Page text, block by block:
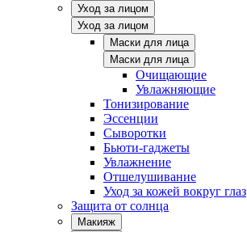
Уход за лицом
Уход за лицом
Маски для лица
Маски для лица
Очищающие
Увлажняющие
Тонизирование
Эссенции
Сыворотки
Бьюти-гаджеты
Увлажнение
Отшелушивание
Уход за кожей вокруг глаз
Защита от солнца
Макияж